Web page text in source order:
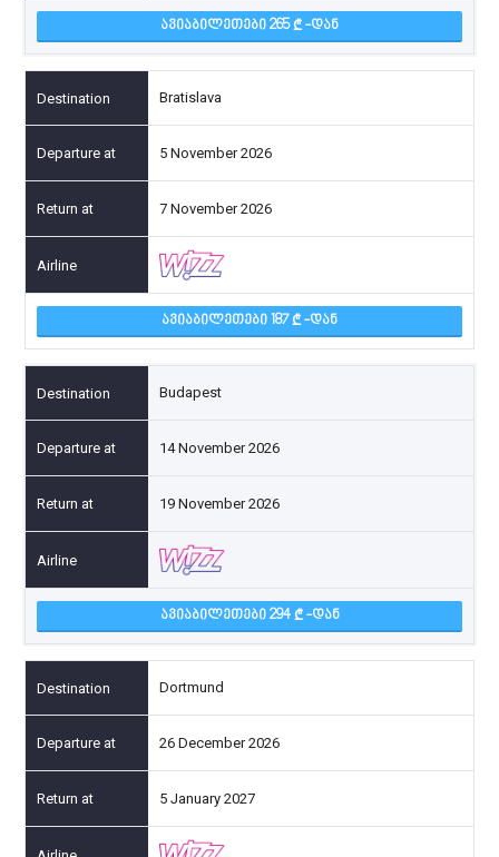
ᲐᲕᲘᲐᲑᲘᲚᲔᲗᲔᲑᲘ 265 -ᲓᲐᲜ
Bratislava
5 November 2026
7 November 2026
ᲐᲕᲘᲐᲑᲘᲚᲔᲗᲔᲑᲘ 187 -ᲓᲐᲜ
Budapest
14 November 2026
19 November 2026
ᲐᲕᲘᲐᲑᲘᲚᲔᲗᲔᲑᲘ 294 -ᲓᲐᲜ
Dortmund
26 December 2026
5 January 2027